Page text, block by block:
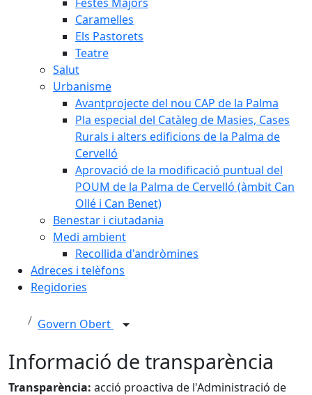
Caramelles
Els Pastorets
Teatre
Salut
Urbanisme
Avantprojecte del nou CAP de la Palma
Pla especial del Catàleg de Masies, Cases
Rurals i alters edificions de la Palma de
Cervelló
Aprovació de la modificació puntual del
POUM de la Palma de Cervelló (àmbit Can
Ollé i Can Benet)
Benestar i ciutadania
Medi ambient
Recollida d'andròmines
Adreces i telèfons
Regidories
Govern Obert
Informació de transparència
Transparència: acció proactiva de l'Administració de